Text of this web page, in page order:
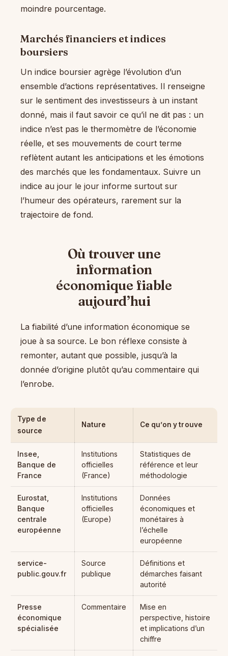
moindre pourcentage.
Marchés financiers et indices
boursiers
Un indice boursier agrège l’évolution d’un
ensemble d’actions représentatives. Il renseigne
sur le sentiment des investisseurs à un instant
donné, mais il faut savoir ce qu’il ne dit pas : un
indice n’est pas le thermomètre de l’économie
réelle, et ses mouvements de court terme
reflètent autant les anticipations et les émotions
des marchés que les fondamentaux. Suivre un
indice au jour le jour informe surtout sur
l’humeur des opérateurs, rarement sur la
trajectoire de fond.
Où trouver une
information
économique fiable
aujourd’hui
La fiabilité d’une information économique se
joue à sa source. Le bon réflexe consiste à
remonter, autant que possible, jusqu’à la
donnée d’origine plutôt qu’au commentaire qui
l’enrobe.
Type de
source
Nature Ce qu’on y trouve
Insee,
Banque de
France
Institutions
officielles
(France)
Statistiques de
référence et leur
méthodologie
Eurostat,
Banque
centrale
européenne
Institutions
officielles
(Europe)
Données
économiques et
monétaires à
l’échelle
européenne
service-
public.gouv.fr
Source
publique
Définitions et
démarches faisant
autorité
Presse
économique
spécialisée
Commentaire
Mise en
perspective, histoire
et implications d’un
chiffre